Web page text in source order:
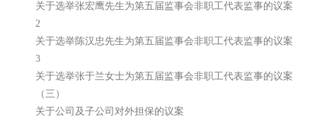
关于选举张宏鹰先生为第五届监事会非职工代表监事的议案
2
关于选举陈汉忠先生为第五届监事会非职工代表监事的议案
3
关于选举张于兰女士为第五届监事会非职工代表监事的议案
（三）
关于公司及子公司对外担保的议案